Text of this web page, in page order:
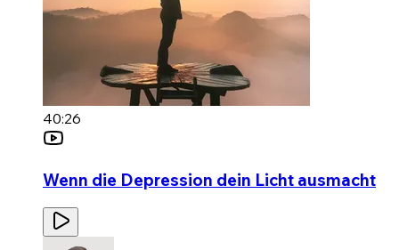
40:26
Wenn die Depression dein Licht ausmacht